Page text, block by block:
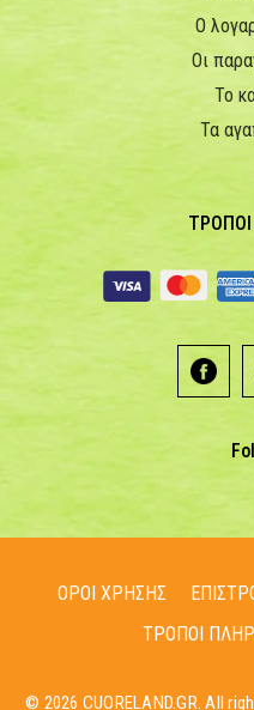
Ο
Οι
Το
Τα
ΟΡΟΙ ΧΡΗΣΗΣ
ΤΡΟΠΟΙ
© 2026 CUORELAND.GR. All